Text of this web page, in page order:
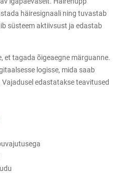
häiresignaali ning tuvastab
süsteem aktiivsust ja edastab
et tagada õigeaegne märguanne.
logisse, mida saab
edastatakse teavitused